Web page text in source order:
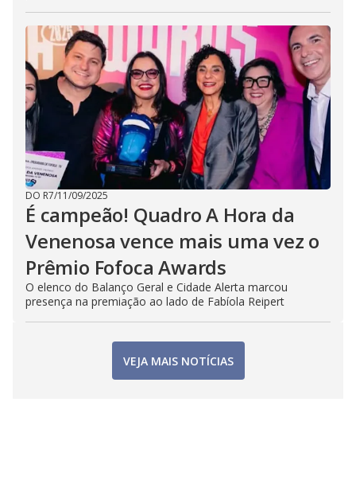
DO R7/11/09/2025
É campeão! Quadro A Hora da
Venenosa vence mais uma vez o
Prêmio Fofoca Awards
O elenco do Balanço Geral e Cidade Alerta marcou
presença na premiação ao lado de Fabíola Reipert
VEJA MAIS NOTÍCIAS